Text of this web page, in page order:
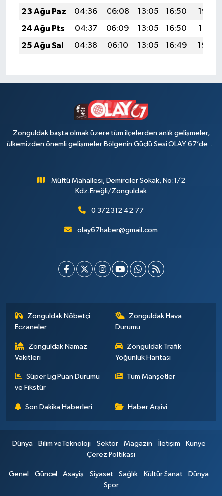
23 Ağu Paz
04:36 06:08 13:05 16:50
19:52
24 Ağu Pts
04:37 06:09 13:05 16:50
19:51
25 Ağu Sal
04:38 06:10 13:05 16:49 19:49
Zonguldak başta olmak üzere tüm ilçelerden anlık gelişmeler,
ülkemizden önemli gelişmeler Bölgenin Güçlü Sesi OLAY 67’de…
Müftü Mahallesi, Demirciler Sokak, No:1/2
Kdz.Ereğli/Zonguldak
0 372 312 42 77
olay67haber@gmail.com
Zonguldak Nöbetçi
Eczaneler
Zonguldak Hava
Durumu
Zonguldak Namaz
Vakitleri
Zonguldak Trafik
Yoğunluk Haritası
Süper Lig Puan Durumu
ve Fikstür
Tüm Manşetler
Son Dakika Haberleri Haber Arşivi
Dünya Bilim veTeknoloji Sektör Magazin İletişim
Künye
Çerez Poltikası
Genel Güncel Asayiş Siyaset Sağlık Kültür Sanat
Dünya
Spor